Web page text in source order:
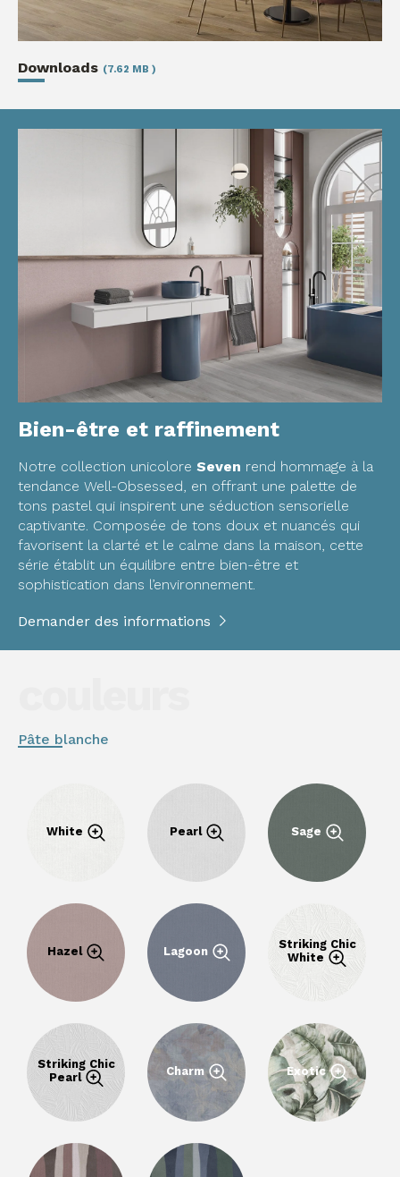
Downloads (7.62 MB )
Bien-être et raffinement
Notre collection unicolore Seven rend hommage à la
tendance Well-Obsessed, en offrant une palette de
tons pastel qui inspirent une séduction sensorielle
captivante. Composée de tons doux et nuancés qui
favorisent la clarté et le calme dans la maison, cette
série établit un équilibre entre bien-être et
sophistication dans l’environnement.
Demander des informations
Demande pour unecollection
Pâte blanche
White Pearl Sage
Hazel Lagoon
Striking Chic
White
Striking Chic
Pearl
Charm Exotic